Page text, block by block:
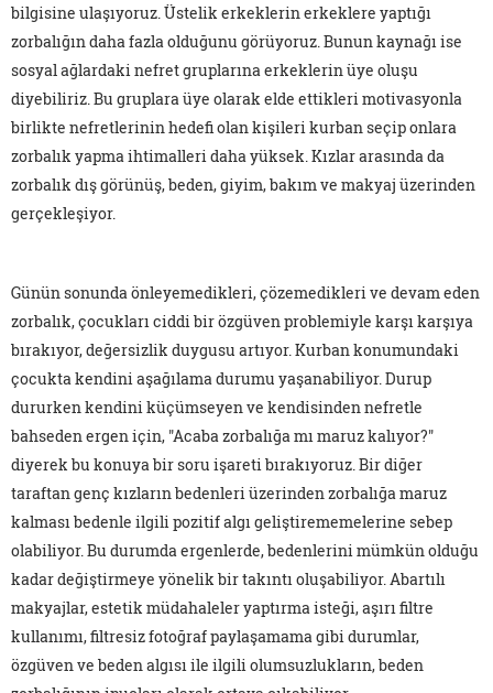
bilgisine ulaşıyoruz. Üstelik erkeklerin erkeklere yaptığı
zorbalığın daha fazla olduğunu görüyoruz. Bunun kaynağı ise
sosyal ağlardaki nefret gruplarına erkeklerin üye oluşu
diyebiliriz. Bu gruplara üye olarak elde ettikleri motivasyonla
birlikte nefretlerinin hedefi olan kişileri kurban seçip onlara
zorbalık yapma ihtimalleri daha yüksek. Kızlar arasında da
zorbalık dış görünüş, beden, giyim, bakım ve makyaj üzerinden
gerçekleşiyor.
Günün sonunda önleyemedikleri, çözemedikleri ve devam eden
zorbalık, çocukları ciddi bir özgüven problemiyle karşı karşıya
bırakıyor, değersizlik duygusu artıyor. Kurban konumundaki
çocukta kendini aşağılama durumu yaşanabiliyor. Durup
dururken kendini küçümseyen ve kendisinden nefretle
bahseden ergen için, "Acaba zorbalığa mı maruz kalıyor?"
diyerek bu konuya bir soru işareti bırakıyoruz. Bir diğer
taraftan genç kızların bedenleri üzerinden zorbalığa maruz
kalması bedenle ilgili pozitif algı geliştirememelerine sebep
olabiliyor. Bu durumda ergenlerde, bedenlerini mümkün olduğu
kadar değiştirmeye yönelik bir takıntı oluşabiliyor. Abartılı
makyajlar, estetik müdahaleler yaptırma isteği, aşırı filtre
kullanımı, filtresiz fotoğraf paylaşamama gibi durumlar,
özgüven ve beden algısı ile ilgili olumsuzlukların, beden